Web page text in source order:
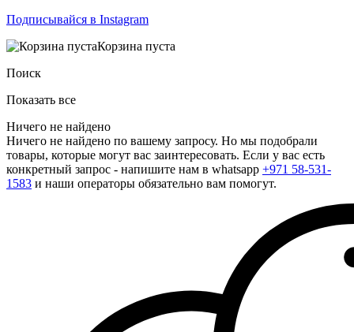
Подписывайся в Instagram
Корзина пуста
Поиск
Показать все
Ничего не найдено
Ничего не найдено по вашему запросу. Но мы подобрали
товары, которые могут вас заинтересовать. Если у вас есть
конкретный запрос - напишите нам в whatsapp +971 58-531-
1583 и наши операторы обязательно вам помогут.